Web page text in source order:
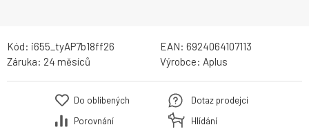
Kód: i655_tyAP7b18ff26 EAN: 6924064107113
Záruka: 24 měsíců Výrobce: Aplus
Do oblíbených
Porovnání
Dotaz prodejci
Hlídání